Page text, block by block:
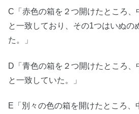
C「赤色の箱を２つ開けたところ、
と一致しており、その1つはいぬの
た。」
D「青色の箱を２つ開けたところ
と一致していた。」
E「別々の色の箱を開けたところ